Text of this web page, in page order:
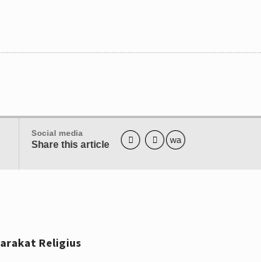
Social media
Share this article   wa
Religius